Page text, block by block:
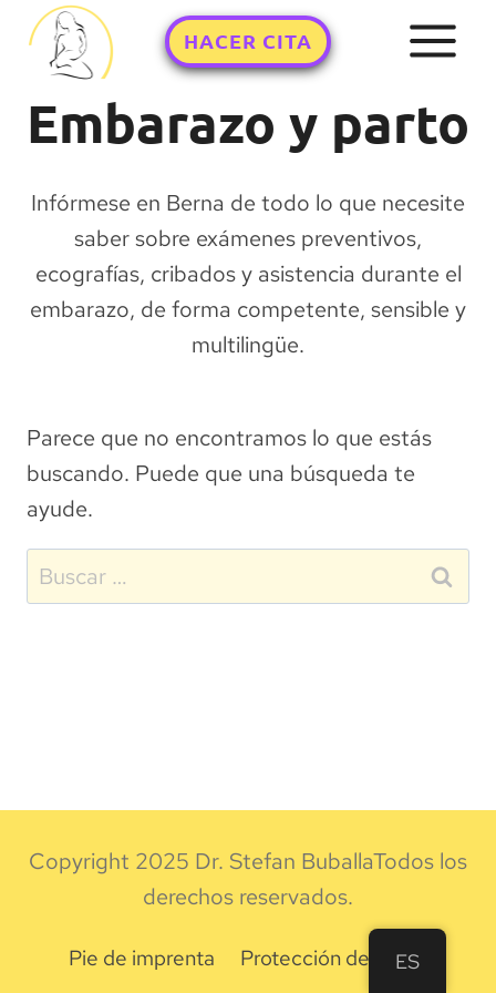
Saltar
contenido
HACER CITA
Embarazo y parto
Infórmese en Berna de todo lo que necesite
saber sobre exámenes preventivos,
ecografías, cribados y asistencia durante el
embarazo, de forma competente, sensible y
multilingüe.
Parece que no encontramos lo que estás
buscando. Puede que una búsqueda te
ayude.
Buscar:
Copyright 2025 Dr. Stefan BuballaTodos los
derechos reservados.
Pie de imprenta Protección de datos
ES